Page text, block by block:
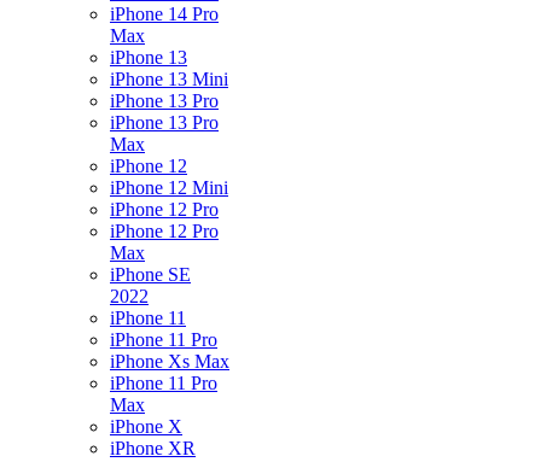
iPhone 14 Pro
Max
iPhone 13
iPhone 13 Mini
iPhone 13 Pro
iPhone 13 Pro
Max
iPhone 12
iPhone 12 Mini
iPhone 12 Pro
iPhone 12 Pro
Max
iPhone SE
2022
iPhone 11
iPhone 11 Pro
iPhone Xs Max
iPhone 11 Pro
Max
iPhone X
iPhone XR